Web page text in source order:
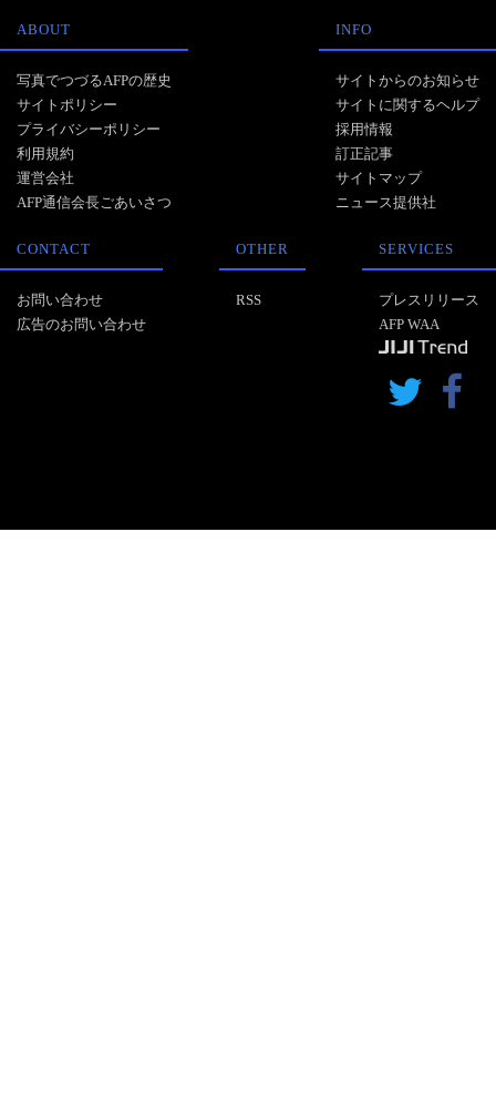
ABOUT
写真でつづるAFPの歴史
サイトポリシー
プライバシーポリシー
利用規約
運営会社
AFP通信会長ごあいさつ
INFO
サイトからのお知らせ
サイトに関するヘルプ
採用情報
訂正記事
サイトマップ
ニュース提供社
CONTACT
お問い合わせ
広告のお問い合わせ
OTHER
RSS
SERVICES
プレスリリース
AFP WAA